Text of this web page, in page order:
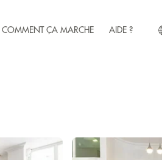
COMMENT ÇA MARCHE AIDE ?